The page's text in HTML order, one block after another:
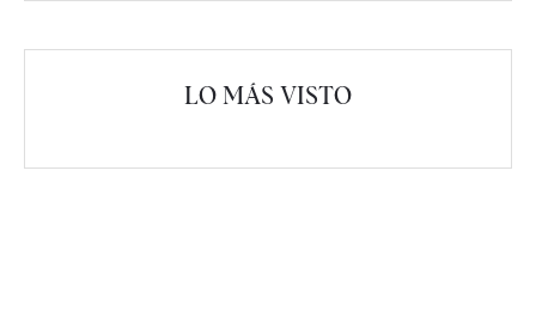
LO MÁS VISTO